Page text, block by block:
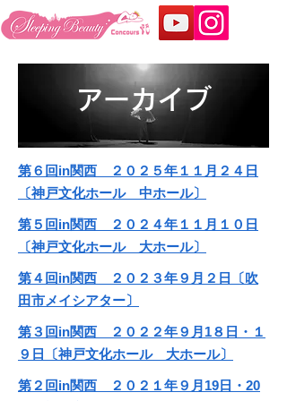
​アーカイブ
​第６ 回in関西 ２０２５年１１月２４日
〔神戸文化ホール 中ホール〕
​第５回in関西 ２０２４年１１月１０日
〔神戸文化ホール 大ホール〕
​第４ 回in関西 ２０２３年９月２日〔吹
田市メイシアター〕
​第３ 回in関西 ２０２２年９月1８日・１
９日〔神戸文化ホール 大ホール〕
​第２ 回in関西 ２０２１年９月19日・20